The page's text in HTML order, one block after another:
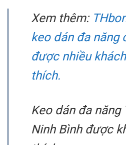
Xem thêm:
keo dán đa năng
được nhiều
thích.
Keo dán đa năng
Ninh Bình được